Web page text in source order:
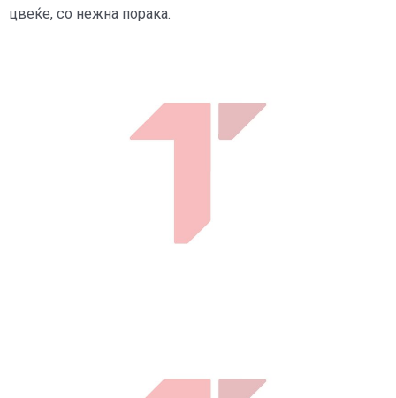
цвеќе, со нежна порака.